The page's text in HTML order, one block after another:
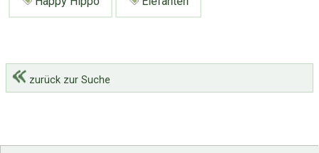
zurück zur Suche